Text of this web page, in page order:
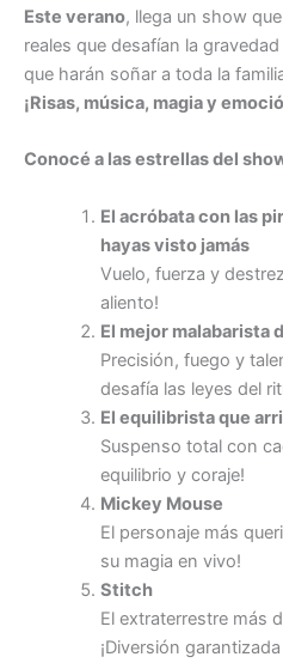
Este verano, llega un show
reales que desafían la
que harán soñar a toda la
¡Risas, música, magia y
Conocé a las estrellas del
El acróbata con las
hayas visto jamás
Vuelo, fuerza y
aliento!
El mejor malabarista
Precisión, fuego y
desafía las leyes del
El equilibrista que
Suspenso total con
equilibrio y coraje!
Mickey Mouse
El personaje más
su magia en vivo!
Stitch
El extraterrestre más
¡Diversión